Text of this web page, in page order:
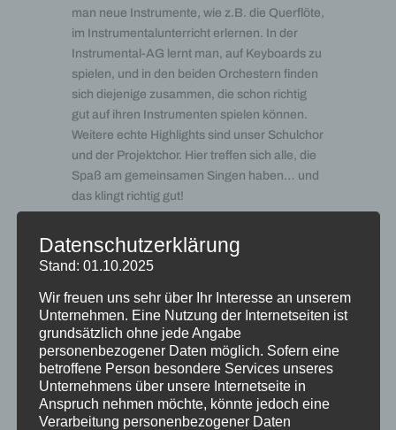
man neue Instrumente, wie z.B. die Querflöte,
im Instrumentalunterricht erlernen. In der
Instrumental-AG lernt man, auf Keyboards zu
spielen, und in den beiden Orchestern finden
sich diejenige zusammen, die schon richtig
gut auf ihren Instrumenten spielen können.
Weitere echte Highlights sind unser Schulchor
und der Projektchor. Hier treffen sich alle, die
Spaß am gemeinsamen Singen haben… und
das klingt richtig gut!
den musikalischen Bereich die beiden
Konzerte: Das Sommerkonzert, das in der
Aula stattfindet, und das Weihnachtskonzert,
das seinen Platz traditionell in der
Marienkirche hat. Hier können wir die vielen
Besucher mit unseren musikalischen
Darbietungen verzaubern, die wir während
des Schuljahres eingeübt haben.
“Stadtgymnasium Dortmund” – klingt gut! 🙂
Datenschutzerklärung
Stand: 01.10.2025
Wir freuen uns sehr über Ihr Interesse an unserem
Unternehmen. Eine Nutzung der Internetseiten ist
grundsätzlich ohne jede Angabe
personenbezogener Daten möglich. Sofern eine
betroffene Person besondere Services unseres
Unternehmens über unsere Internetseite in
Anspruch nehmen möchte, könnte jedoch eine
Verarbeitung personenbezogener Daten